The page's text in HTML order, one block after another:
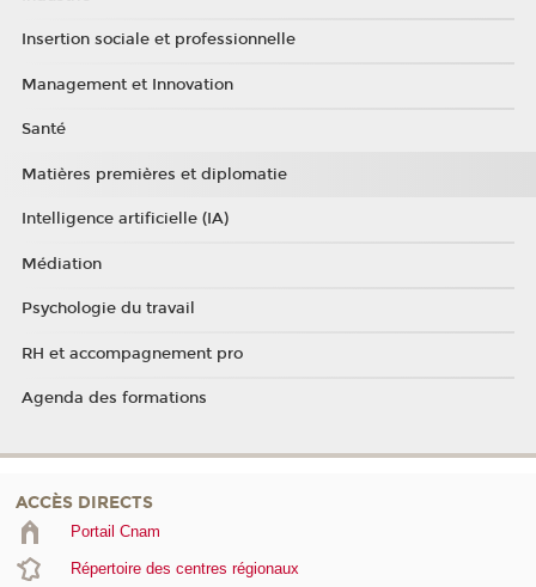
Insertion sociale et professionnelle
Management et Innovation
Santé
Matières premières et diplomatie
Intelligence artificielle (IA)
Médiation
Psychologie du travail
RH et accompagnement pro
Agenda des formations
ACCÈS DIRECTS
Portail Cnam
Répertoire des centres régionaux